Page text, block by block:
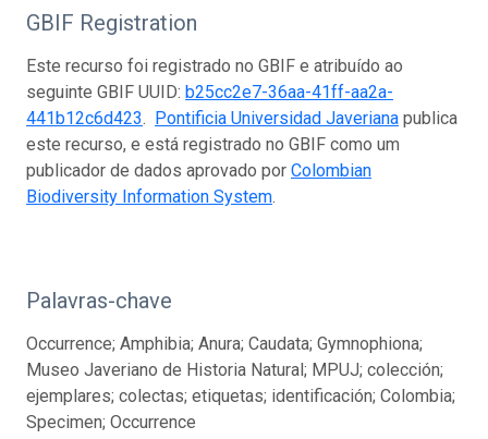
GBIF Registration
Este recurso foi registrado no GBIF e atribuído ao
seguinte GBIF UUID: b25cc2e7-36aa-41ff-aa2a-
441b12c6d423. Pontificia Universidad Javeriana publica
este recurso, e está registrado no GBIF como um
publicador de dados aprovado por Colombian
Biodiversity Information System.
Palavras-chave
Occurrence; Amphibia; Anura; Caudata; Gymnophiona;
Museo Javeriano de Historia Natural; MPUJ; colección;
ejemplares; colectas; etiquetas; identificación; Colombia;
Specimen; Occurrence